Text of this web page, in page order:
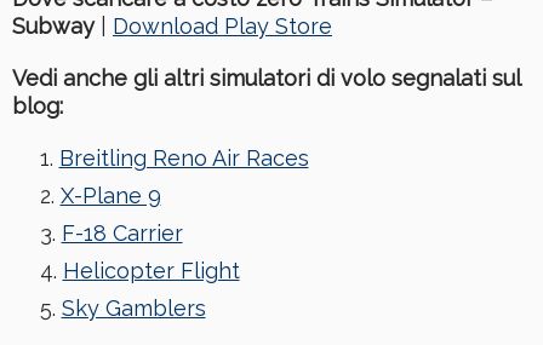
Subway| Download Play Store
Vedi anche gli altri simulatori di volo segnalati sul
blog:
Breitling Reno Air Races
X-Plane 9
F-18 Carrier
Helicopter Flight
Sky Gamblers